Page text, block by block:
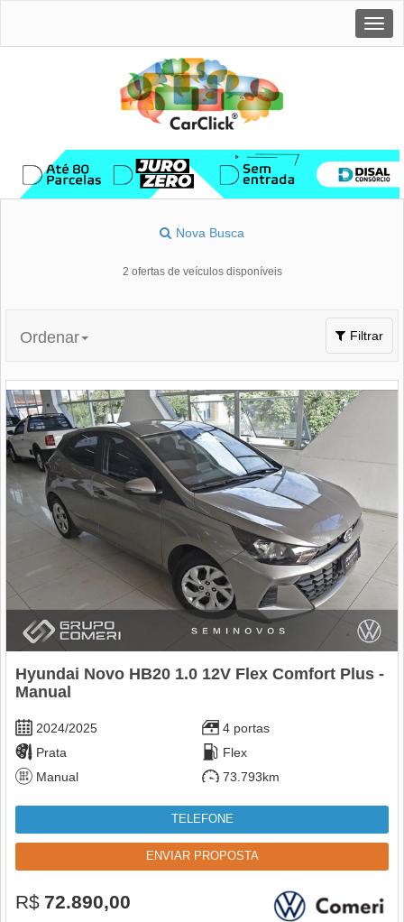
Nova Busca
2 ofertas de veículos disponíveis
Toggle
navigation
Filtrar
Ordenar
Hyundai Novo HB20 1.0 12V Flex Comfort Plus -
Manual
2024/2025
4 portas
Prata
Flex
Manual
73.793km
TELEFONE
ENVIAR PROPOSTA
R$ 72.890,00